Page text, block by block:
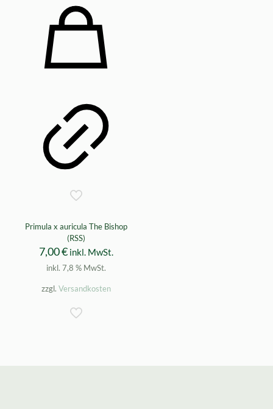
Primula x auricula The Bishop
(RSS)
7,00€ inkl. MwSt.
inkl. 7,8 % MwSt.
zzgl. Versandkosten